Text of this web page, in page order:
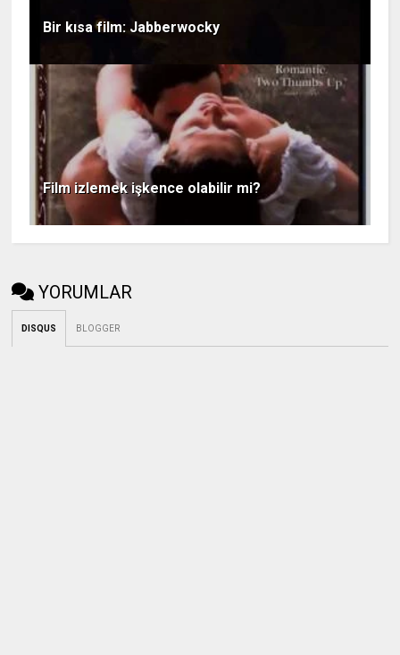
Bir kısa film: Jabberwocky
Film izlemek işkence olabilir mi?
YORUMLAR
DISQUS BLOGGER